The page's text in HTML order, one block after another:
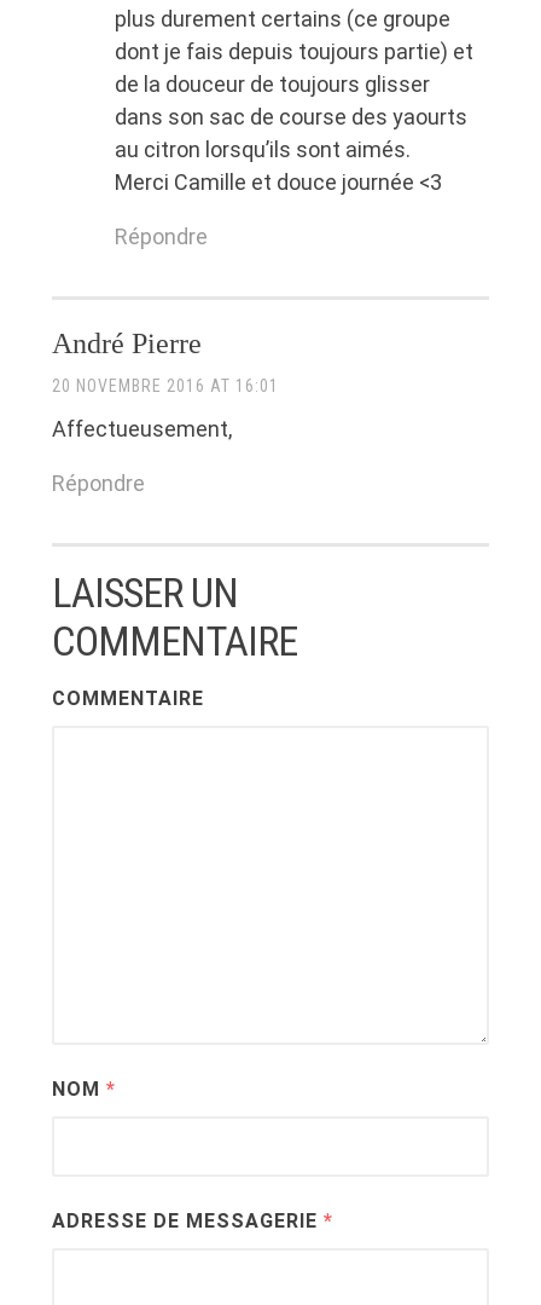
plus durement certains (ce groupe
dont je fais depuis toujours partie) et
de la douceur de toujours glisser
dans son sac de course des yaourts
au citron lorsqu’ils sont aimés.
Merci Camille et douce journée <3
Répondre
André Pierre
20 NOVEMBRE 2016 AT 16:01
Affectueusement,
Répondre
LAISSER UN
COMMENTAIRE
COMMENTAIRE
NOM *
ADRESSE DE MESSAGERIE *